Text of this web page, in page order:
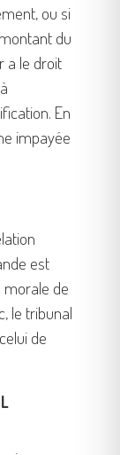
ou si
du
a le droit
En
impayée
est
de
le tribunal
de